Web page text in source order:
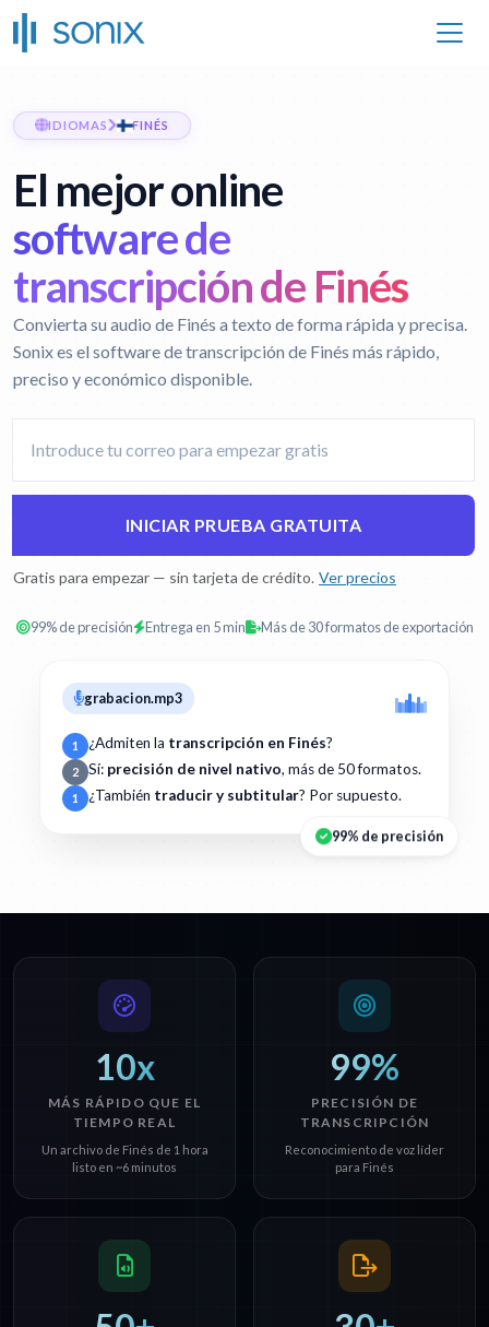
IDIOMAS FINÉS
El mejor online
software de
transcripción de Finés
Convierta su audio de Finés a texto de forma rápida y precisa.
Sonix es el software de transcripción de Finés más rápido,
preciso y económico disponible.
INICIAR PRUEBA GRATUITA
Gratis para empezar — sin tarjeta de crédito. Ver precios
99% de precisión Entrega en 5 min Más de 30 formatos de exportación
grabacion.mp3
1 ¿Admiten la transcripción en Finés?
2 Sí: precisión de nivel nativo, más de 50 formatos.
1 ¿También traducir y subtitular? Por supuesto.
99% de precisión
10x
MÁS RÁPIDO QUE EL
TIEMPO REAL
Un archivo de Finés de 1 hora
listo en ~6 minutos
99%
PRECISIÓN DE
TRANSCRIPCIÓN
Reconocimiento de voz líder
para Finés